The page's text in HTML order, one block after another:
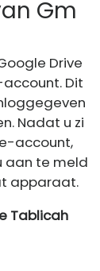
Gm
Drive
Dit
Nadat u zi
account,
aan te meld
apparaat.
Tablicah